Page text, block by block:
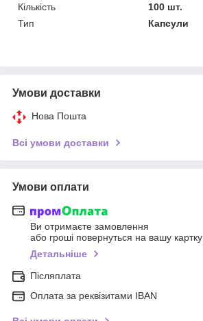
Кількість
100 шт.
Тип
Капсули
Умови доставки
Нова Пошта
Всі умови доставки
Умови оплати
Ви отримаєте замовлення
або гроші повернуться на вашу картку
Детальніше
Післяплата
Оплата за реквізитами IBAN